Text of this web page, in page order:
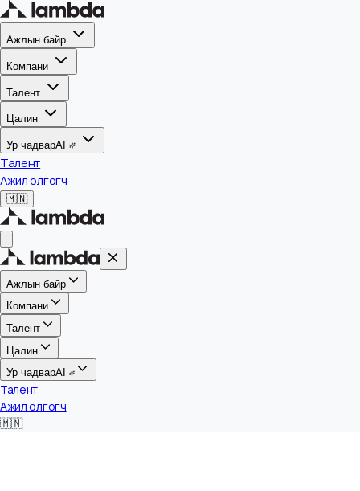
Ажлын байр
Компани
Талент
Цалин
Ур чадварAI
Талент
Ажил олгогч
🇲🇳
Ажлын байр
Компани
Талент
Цалин
Ур чадвар
Талент
Ажил олгогч